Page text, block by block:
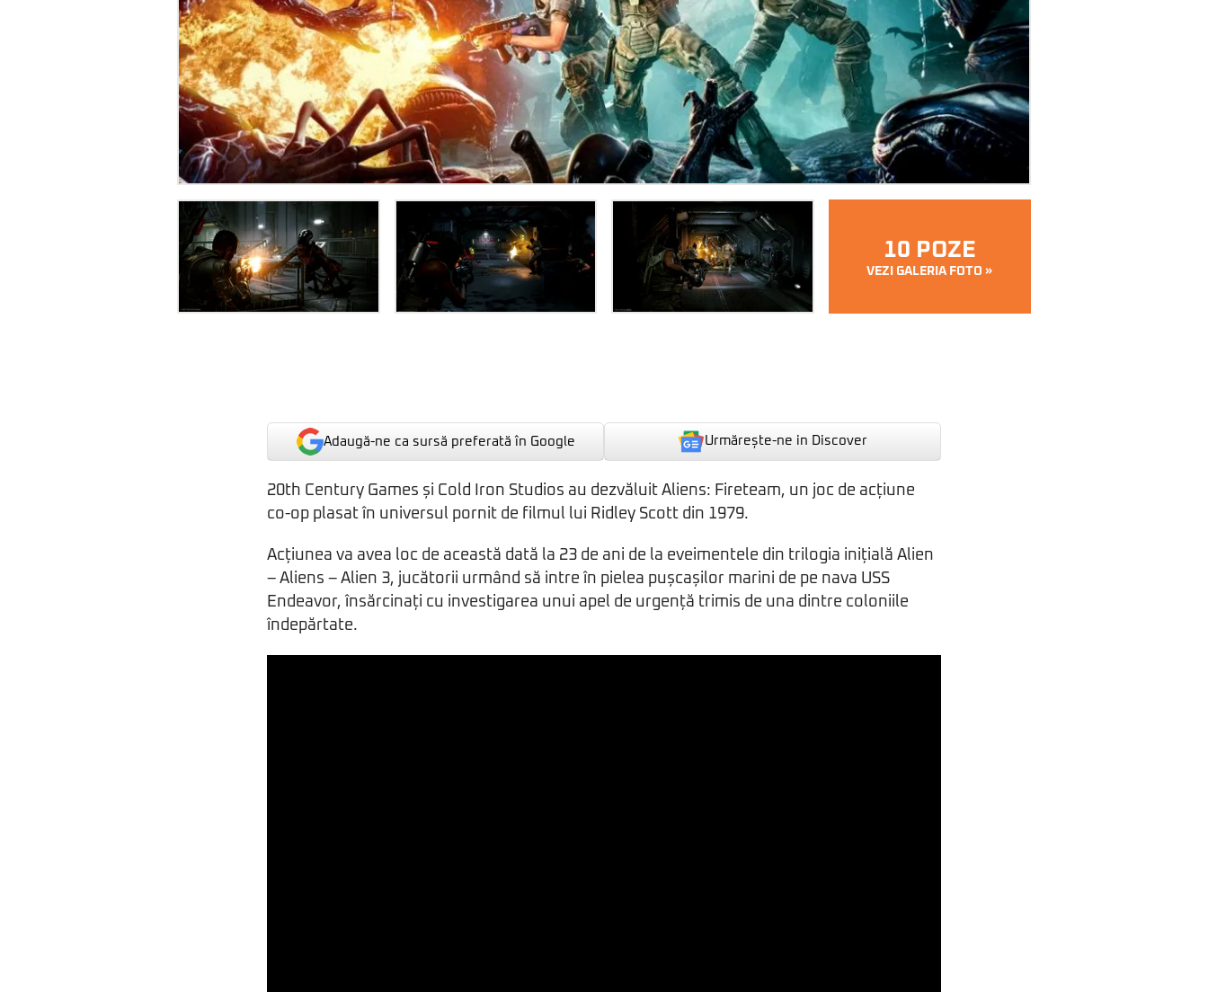
10 POZE
VEZI GALERIA FOTO »
Adaugă-ne ca sursă preferată în Google Urmărește-ne in Discover
20th Century Games și Cold Iron Studios au dezvăluit Aliens: Fireteam, un joc de acțiune
co-op plasat în universul pornit de filmul lui Ridley Scott din 1979.
Acțiunea va avea loc de această dată la 23 de ani de la eveimentele din trilogia inițială Alien
– Aliens – Alien 3, jucătorii urmând să intre în pielea pușcașilor marini de pe nava USS
Endeavor, însărcinați cu investigarea unui apel de urgență trimis de una dintre coloniile
îndepărtate.